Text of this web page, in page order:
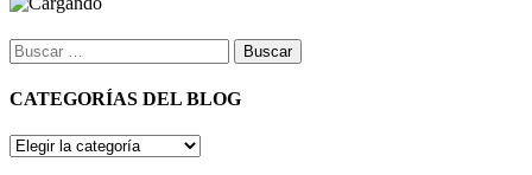
Buscar:
CATEGORÍAS DEL BLOG
CATEGORÍAS